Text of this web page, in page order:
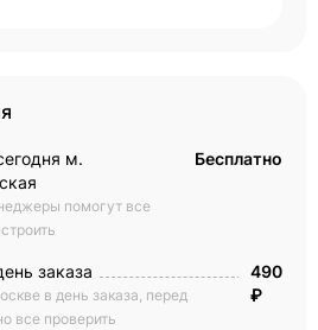
м.
помогут все
Бесплатно
заказа
в день заказа, перед
все проверить
490
₽